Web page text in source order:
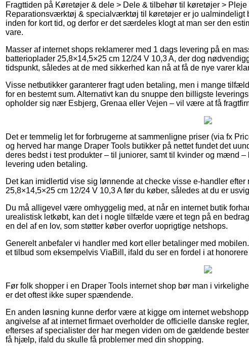
Fragttiden på Køretøjer & dele > Dele & tilbehør til køretøjer >
Reparationsværktøj & specialværktøj til køretøjer er jo ualmindeligt
inden for kort tid, og derfor er det særdeles klogt at man ser den
vare.
Masser af internet shops reklamerer med 1 dags levering på en
batterioplader 25,8×14,5×25 cm 12/24 V 10,3 A, der dog
tidspunkt, således at de med sikkerhed kan nå at få de nye varer
Visse netbutikker garanterer fragt uden betaling, men i mange
for en bestemt sum. Alternativt kan du snuppe den billigste
opholder sig nær Esbjerg, Grenaa eller Vejen – vil være at få
Det er temmelig let for forbrugerne at sammenligne priser (via fx
og herved har mange Draper Tools butikker på nettet fundet det
deres bedst i test produkter – til juniorer, samt til kvinder og mænd
levering uden betaling.
Det kan imidlertid vise sig lønnende at checke visse e-handler
25,8×14,5×25 cm 12/24 V 10,3 A før du køber, således at du er
Du må alligevel være omhyggelig med, at når en internet butik
urealistisk letkøbt, kan det i nogle tilfælde være et tegn på en
en del af en lov, som støtter køber overfor uoprigtige netshops.
Generelt anbefaler vi handler med kort eller betalinger med
et tilbud som eksempelvis ViaBill, ifald du ser en fordel i at
Før folk shopper i en Draper Tools internet shop bør man i
er det oftest ikke super spændende.
En anden løsning kunne derfor være at kigge om internet
angivelse af at internet firmaet overholder de officielle danske
efterses af specialister der har megen viden om de gældende
få hjælp, ifald du skulle få problemer med din shopping.